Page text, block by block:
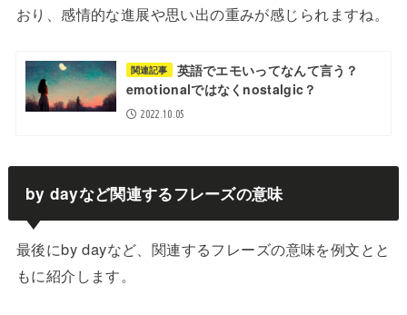
おり、感情的な進展や思い出の重みが感じられますね。
関連記事
英語でエモいってなんて言う？
emotionalではなくnostalgic？
2022.10.05
by dayなど関連するフレーズの意味
最後にby dayなど、関連するフレーズの意味を例文とと
もに紹介します。